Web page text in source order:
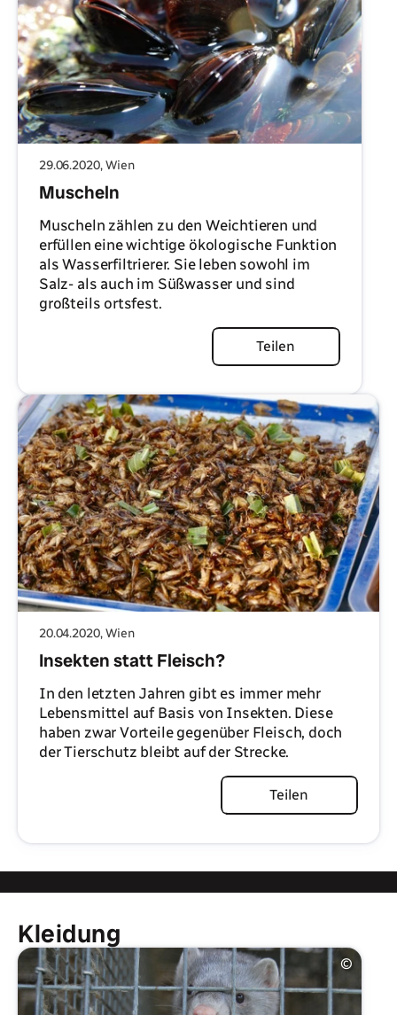
29.06.2020, Wien
Muscheln
Muscheln zählen zu den Weichtieren und
erfüllen eine wichtige ökologische Funktion
als Wasserfiltrierer. Sie leben sowohl im
Salz- als auch im Süßwasser und sind
großteils ortsfest.
Teilen
20.04.2020, Wien
Insekten statt Fleisch?
In den letzten Jahren gibt es immer mehr
Lebensmittel auf Basis von Insekten. Diese
haben zwar Vorteile gegenüber Fleisch, doch
der Tierschutz bleibt auf der Strecke.
Teilen
Kleidung
©